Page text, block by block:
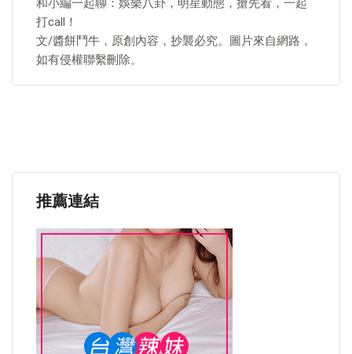
和小編一起聊：娛樂八卦，明星動態，搶先看，一起
打call！
文/醬餅鬥牛，原創內容，抄襲必究。圖片來自網路，
如有侵權聯繫刪除。​
推薦連結